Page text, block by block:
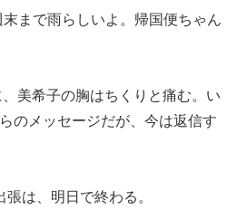
まで雨らしいよ。帰国便ちゃん
美希子の胸はちくりと痛む。い
のメッセージだが、今は返信す
は、明日で終わる。